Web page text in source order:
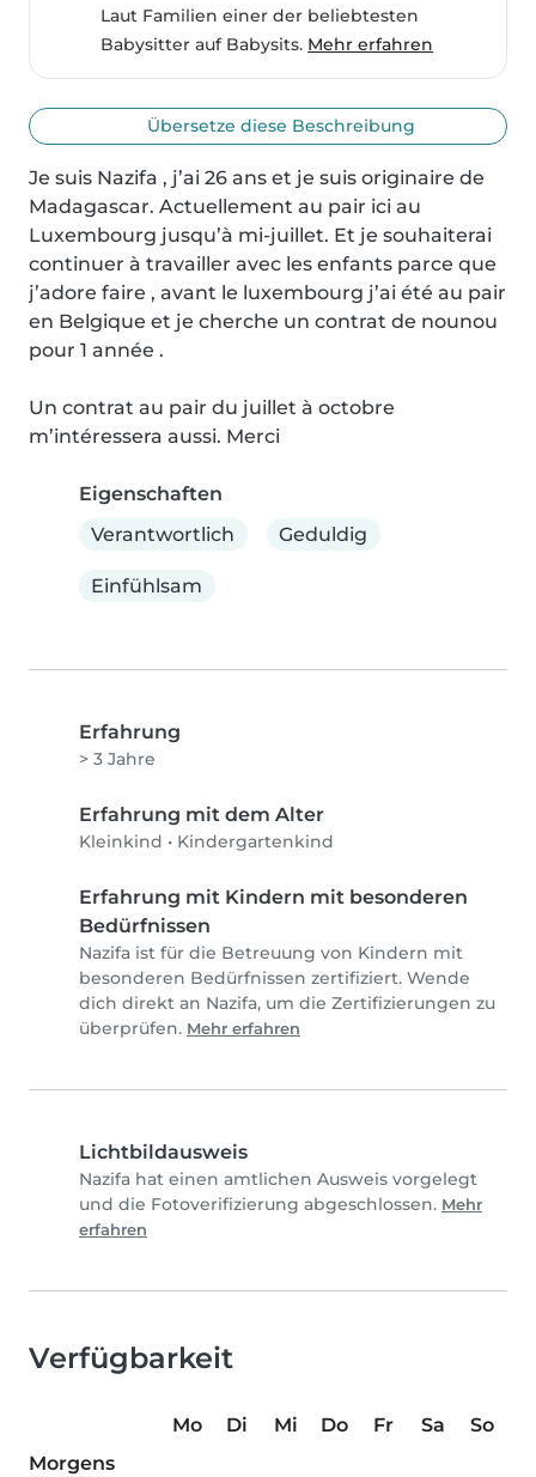
Laut Familien einer der beliebtesten
Babysitter auf Babysits. Mehr erfahren
Übersetze diese Beschreibung
Je suis Nazifa , j’ai 26 ans et je suis originaire de
Madagascar. Actuellement au pair ici au
Luxembourg jusqu’à mi-juillet. Et je souhaiterai
continuer à travailler avec les enfants parce que
j’adore faire , avant le luxembourg j’ai été au pair
en Belgique et je cherche un contrat de nounou
pour 1 année .
Un contrat au pair du juillet à octobre
m’intéressera aussi. Merci
Eigenschaften
Verantwortlich
Geduldig
Einfühlsam
Erfahrung
> 3 Jahre
Erfahrung mit dem Alter
Kleinkind • Kindergartenkind
Erfahrung mit Kindern mit besonderen
Bedürfnissen
Nazifa ist für die Betreuung von Kindern mit
besonderen Bedürfnissen zertifiziert. Wende
dich direkt an Nazifa, um die Zertifizierungen zu
überprüfen. Mehr erfahren
Lichtbildausweis
Nazifa hat einen amtlichen Ausweis vorgelegt
und die Fotoverifizierung abgeschlossen. Mehr
erfahren
Verfügbarkeit
Mo Di Mi Do Fr Sa
So
Morgens